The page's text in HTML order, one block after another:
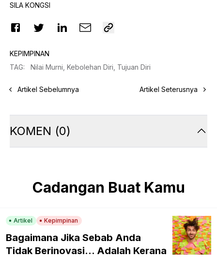
SILA KONGSI
KEPIMPINAN
TAG: Nilai Murni, Kebolehan Diri, Tujuan Diri
Artikel Sebelumnya Artikel Seterusnya
KOMEN (0)
Cadangan Buat Kamu
Artikel Kepimpinan
Bagaimana Jika Sebab Anda
Tidak Berinovasi… Adalah Kerana